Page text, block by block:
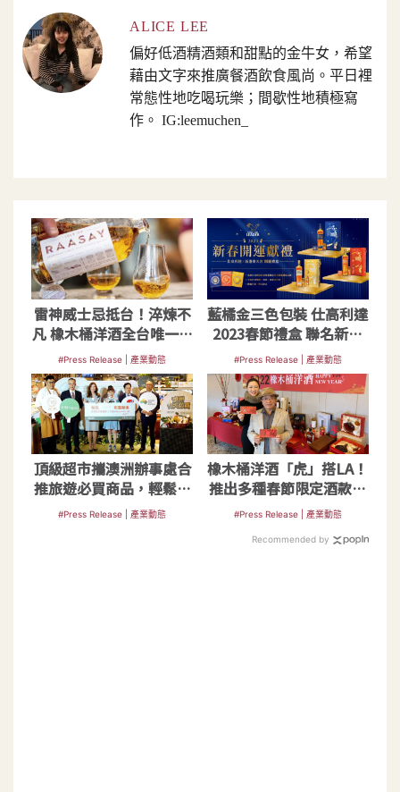
ALICE LEE
偏好低酒精酒類和甜點的金牛女，希望
藉由文字來推廣餐酒飲食風尚。平日裡
常態性地吃喝玩樂；間歇性地積極寫
作。 IG:leemuchen_
雷神威士忌抵台！淬煉不
凡 橡木桶洋酒全台唯一獨
家代理
#Press Release | 產業動態
藍橘金三色包裝 仕高利達
2023春節禮盒 聯名新港
奉天宮媽祖燙金加持
#Press Release | 產業動態
頂級超市攜澳洲辦事處合
推旅遊必買商品，輕鬆把
葡萄酒王帶回家喝
#Press Release | 產業動態
橡木桶洋酒「虎」搭LA！
推出多種春節限定酒款禮
盒
#Press Release | 產業動態
Recommended by